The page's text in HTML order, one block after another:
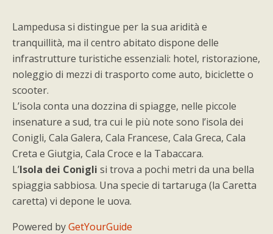
Lampedusa si distingue per la sua aridità e
tranquillità, ma il centro abitato dispone delle
infrastrutture turistiche essenziali: hotel, ristorazione,
noleggio di mezzi di trasporto come auto, biciclette o
scooter.
L’isola conta una dozzina di spiagge, nelle piccole
insenature a sud, tra cui le più note sono l’isola dei
Conigli, Cala Galera, Cala Francese, Cala Greca, Cala
Creta e Giutgia, Cala Croce e la Tabaccara.
L’Isola dei Conigli si trova a pochi metri da una bella
spiaggia sabbiosa. Una specie di tartaruga (la Caretta
caretta) vi depone le uova.
Powered byGetYourGuide